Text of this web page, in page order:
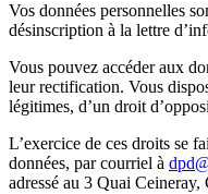
Vos données personnelles
désinscription à la lettre
Vous pouvez accéder aux
leur rectification. Vous
légitimes, d’un droit
L’exercice de ces droits se
données, par courriel à
adressé au 3 Quai